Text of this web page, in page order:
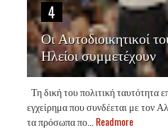
4
Οι Αυτοδιοικητικοί
Ηλείοι συμμετέχουν
Τη δική του πολιτική ταυτότητα
εγχείρημα που συνδέεται με τον
τα πρόσωπα πο... Readmore